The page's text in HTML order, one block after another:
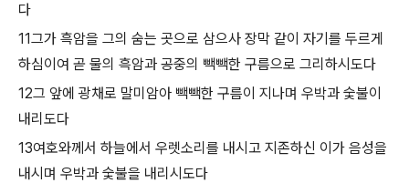
다
11그가 흑암을 그의 숨는 곳으로 삼으사 장막 같이 자기를 두르게
하심이여 곧 물의 흑암과 공중의 빽빽한 구름으로 그리하시도다
12그 앞에 광채로 말미암아 빽빽한 구름이 지나며 우박과 숯불이
내리도다
13여호와께서 하늘에서 우렛소리를 내시고 지존하신 이가 음성을
내시며 우박과 숯불을 내리시도다